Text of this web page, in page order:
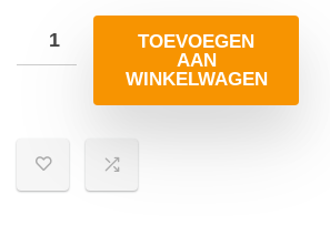
TOEVOEGEN
AAN
WINKELWAGEN